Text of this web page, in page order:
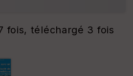
fois, téléchargé 3 fois